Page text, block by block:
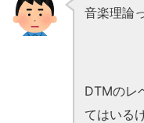
音楽理論
DTMのレ
てはいる